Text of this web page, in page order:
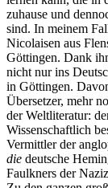
zuhause und
sind. In meinem
Nicolaisen aus
Göttingen. Dank
nicht nur ins
in Göttingen.
Übersetzer, mehr
der Weltliteratur:
Wissenschaftlich
Vermittler der
die deutsche
Faulkners der